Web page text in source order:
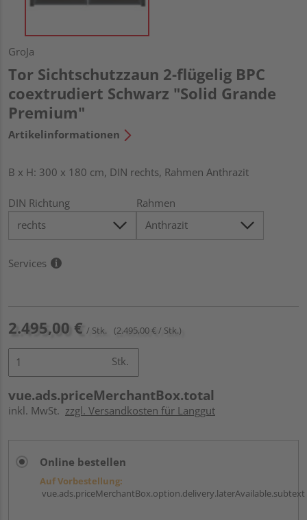
GroJa
Tor Sichtschutzzaun 2-flügelig BPC
coextrudiert Schwarz "Solid Grande
Premium"
Artikelinformationen
B x H: 300 x 180 cm, DIN rechts, Rahmen Anthrazit
DIN Richtung Rahmen
Services
2.495,00 € / Stk. (2.495,00 € / Stk.)
Stk.
vue.ads.priceMerchantBox.total
inkl. MwSt. zzgl. Versandkosten für Langgut
Online bestellen
Auf Vorbestellung:
vue.ads.priceMerchantBox.option.delivery.laterAvailable.subtext